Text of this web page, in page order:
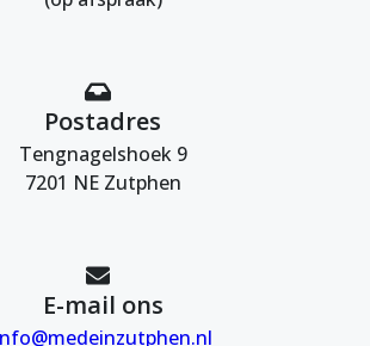
Postadres
Tengnagelshoek 9
7201 NE Zutphen
E-mail ons